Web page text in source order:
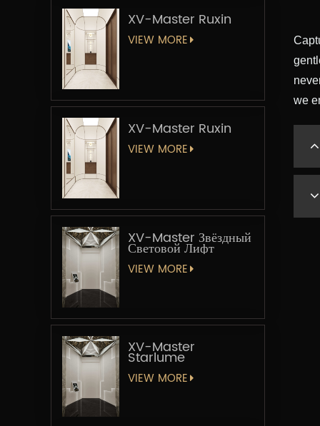
XV-Master Ruxin
VIEW MORE
XV-Master Ruxin
VIEW MORE
XV-Master Звёздный
Световой Лифт
VIEW MORE
XV-Master
Starlume
VIEW MORE
we